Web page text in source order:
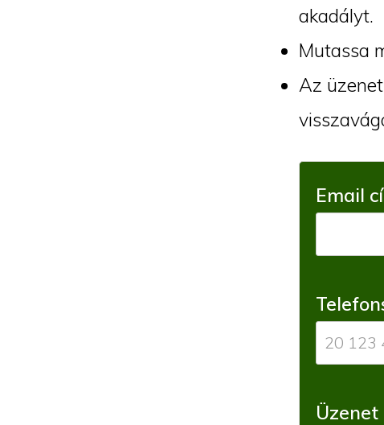
akadályt.
Mutassa
Az
Email
Üzenet